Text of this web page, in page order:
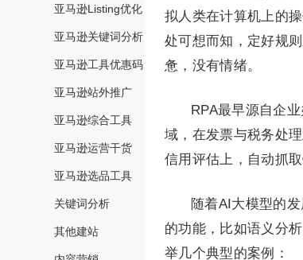
亚马逊Listing优化
亚马逊关键词分析
亚马逊工具优惠码
亚马逊站外推广
亚马逊综合工具
亚马逊运营干货
亚马逊选品工具
关键词分析
其他建站
拟人类在计算机上的
处可想而知，定好规
惫，没有情绪。
RPA最早源自企
域，在发票与税务处
信用评估上，自动抓
随着AI大模型的发
的功能，比如语义分
举几个典型的案例：